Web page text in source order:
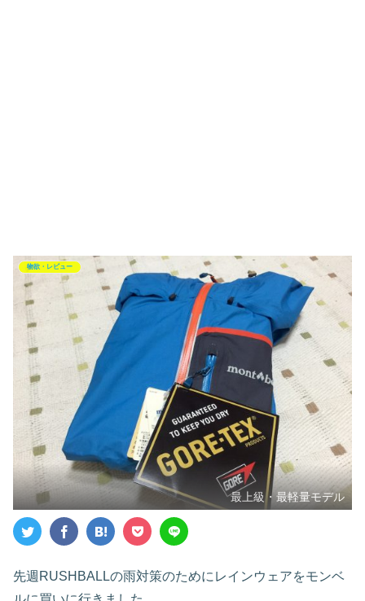
物欲・レビュー
最上級・最軽量モデル
先週RUSHBALLの雨対策のためにレインウェアをモンベ